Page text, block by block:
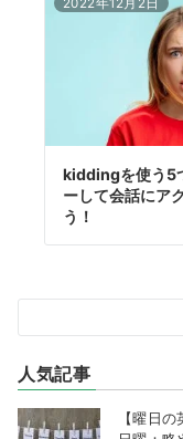
2022年12月2日
kiddingを使う5
ーして会話にア
う！
人気記事
【曜日